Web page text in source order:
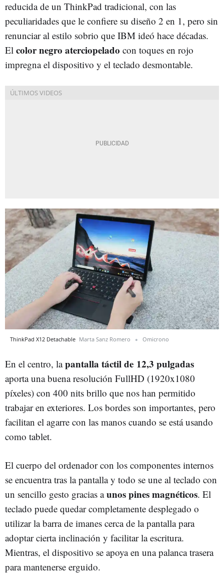
reducida de un ThinkPad tradicional, con las
peculiaridades que le confiere su diseño 2 en 1, pero sin
renunciar al estilo sobrio que IBM ideó hace décadas.
El color negro aterciopelado con toques en rojo
impregna el dispositivo y el teclado desmontable.
ThinkPad X12 Detachable Marta Sanz Romero Omicrono
En el centro, lapantalla táctil de 12,3 pulgadas
aporta una buena resolución FullHD (1920x1080
píxeles) con 400 nits brillo que nos han permitido
trabajar en exteriores. Los bordes son importantes, pero
facilitan el agarre con las manos cuando se está usando
como tablet.
El cuerpo del ordenador con los componentes internos
se encuentra tras la pantalla y todo se une al teclado con
un sencillo gesto gracias aunos pines magnéticos. El
teclado puede quedar completamente desplegado o
utilizar la barra de imanes cerca de la pantalla para
adoptar cierta inclinación y facilitar la escritura.
Mientras, el dispositivo se apoya en una palanca trasera
para mantenerse erguido.